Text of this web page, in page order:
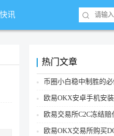
讯
热门文章
币圈小白稳中制胜的
欧易OKX安卓手机安装、注册、实名
欧易交易所C2C冻结赔付
欧易OKX交易所购买DOGE